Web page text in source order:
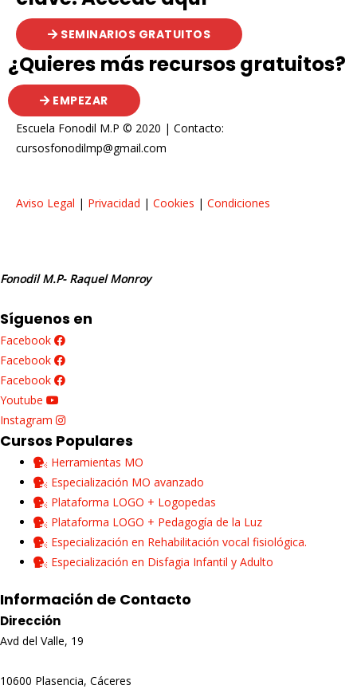
SEMINARIOS GRATUITOS
¿Quieres más recursos gratuitos?
EMPEZAR
Escuela Fonodil M.P © 2020 | Contacto:
cursosfonodilmp@gmail.com
Aviso Legal | Privacidad | Cookies | Condiciones
Fonodil M.P- Raquel Monroy
Síguenos en
Facebook
Facebook
Facebook
Youtube
Instagram
Cursos Populares
Herramientas MO
Especialización MO avanzado
Plataforma LOGO + Logopedas
Plataforma LOGO + Pedagogía de la Luz
Especialización en Rehabilitación vocal fisiológica.
Especialización en Disfagia Infantil y Adulto
Información de Contacto
Dirección
Avd del Valle, 19
10600 Plasencia, Cáceres